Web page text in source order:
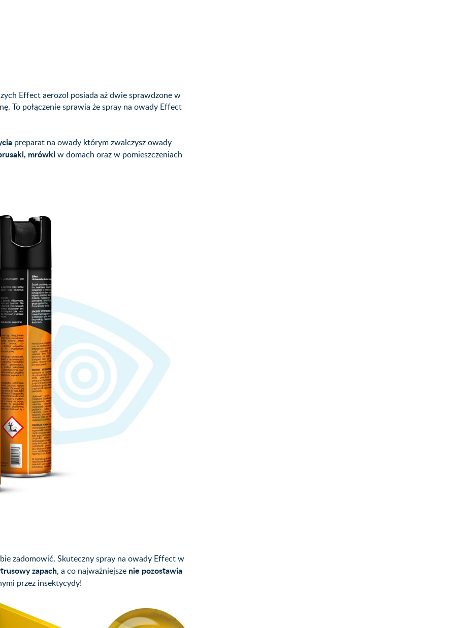
Effect aerozol posiada aż dwie sprawdzone w
To połączenie sprawia że spray na owady Effect
preparat na owady którym zwalczysz owady
mrówkiw domach oraz w pomieszczeniach
zadomowić. Skuteczny spray na owady Effect w
zapach, a co najważniejsze nie pozostawia
przez insektycydy!